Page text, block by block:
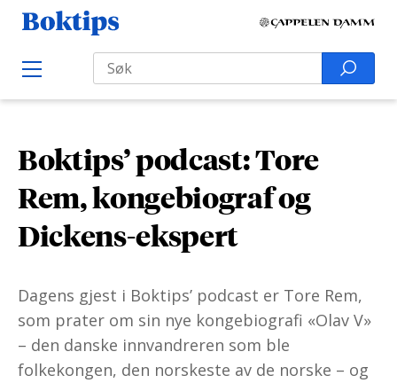
B
o
k
t
p
s
O
p
e
e
n
e
c
h
f
o
:
Search
Boktips’ podcast: Tore
Rem, kongebiograf og
Dickens-ekspert
Dagens gjest i Boktips’ podcast er Tore Rem,
som prater om sin nye kongebiografi «Olav V»
– den danske innvandreren som ble
folkekongen, den norskeste av de norske – og